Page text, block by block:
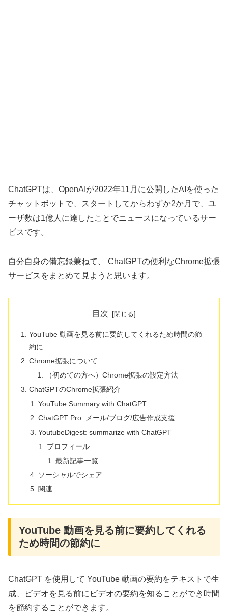
ChatGPTは、OpenAIが2022年11月に公開したAIを使った
チャットボットで、スタートしてからわずか2か月で、ユ
ーザ数は1億人に達したことでニュースになっているサー
ビスです。
自分自身の備忘録兼ねて、 ChatGPTの便利なChrome拡張
サービスをまとめて見ようと思います。
目次
YouTube 動画を見る前に要約してくれるため時間の節
約に
Chrome拡張について
（初めての方へ）Chrome拡張の設定方法
ChatGPTのChrome拡張紹介
YouTube Summary with ChatGPT
ChatGPT Pro: メール/ブログ/広告作成支援
YoutubeDigest: summarize with ChatGPT
プロフィール
最新記事一覧
ソーシャルでシェア:
関連
YouTube 動画を見る前に要約してくれる
ため時間の節約に
ChatGPT を使用して YouTube 動画の要約をテキストで生
成、ビデオを見る前にビデオの要約を知ることができ時間
を節約することができます。